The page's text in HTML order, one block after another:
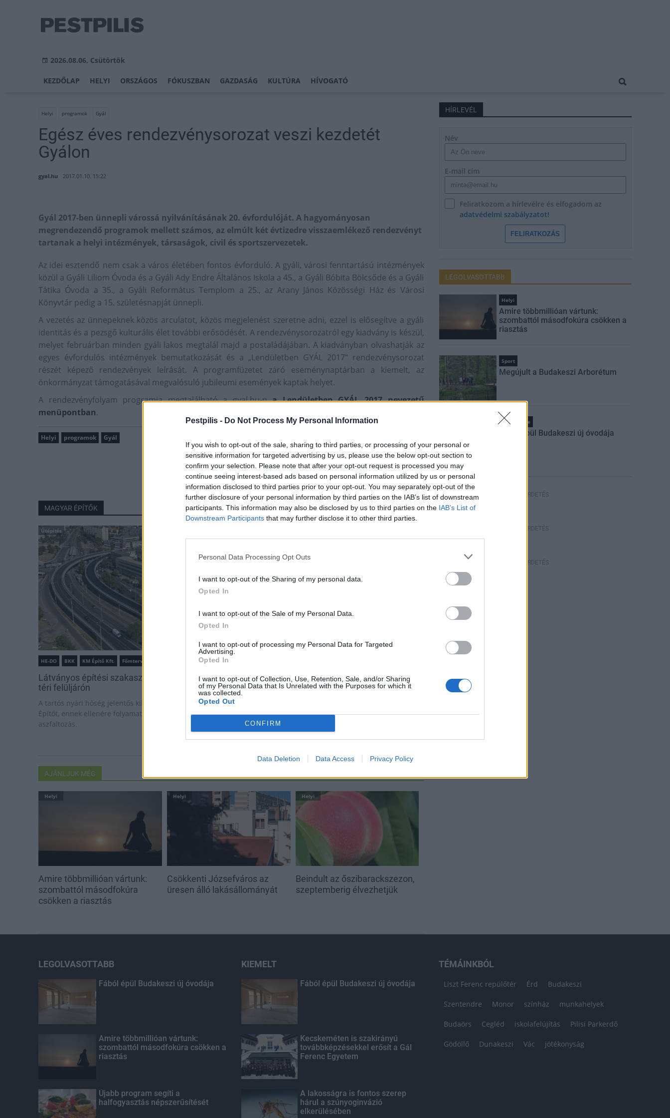
Pestpilis - Do Not Process My Personal Information
If you wish to opt-out of the sale, sharing to third parties, or processing of your personal or
sensitive information for targeted advertising by us, please use the below opt-out section to
confirm your selection. Please note that after your opt-out request is processed you may
continue seeing interest-based ads based on personal information utilized by us or personal
information disclosed to third parties prior to your opt-out. You may separately opt-out of the
further disclosure of your personal information by third parties on the IAB’s list of downstream
participants. This information may also be disclosed by us to third parties on the IAB’s List of
Downstream Participants that may further disclose it to other third parties.
Personal Data Processing Opt Outs
I want to opt-out of the Sharing of my personal data.
Opted In
I want to opt-out of the Sale of my Personal Data.
Opted In
I want to opt-out of processing my Personal Data for Targeted
Advertising.
Opted In
I want to opt-out of Collection, Use, Retention, Sale, and/or Sharing
of my Personal Data that Is Unrelated with the Purposes for which it
was collected.
Opted Out
CONFIRM
Data Deletion Data Access Privacy Policy
2026.08.06, Csütörtök
KEZDŐLAP HELYI ORSZÁGOS FÓKUSZBAN GAZDASÁG KULTÚRA HÍVOGATÓ
Helyi programok Gyál
Egész éves rendezvénysorozat veszi kezdetét
Gyálon
gyal.hu 2017.01.10. 15:22
Gyál 2017-ben ünnepli várossá nyilvánításának 20. évfordulóját. A hagyományosan
megrendezendő programok mellett számos, az elmúlt két évtizedre visszaemlékező rendezvényt
tartanak a helyi intézmények, társaságok, civil és sportszervezetek.
Az idei esztendő nem csak a város életében fontos évforduló. A gyáli, városi fenntartású intézmények
közül a Gyáli Liliom Óvoda és a Gyáli Ady Endre Általános Iskola a 45., a Gyáli Bóbita Bölcsőde és a Gyáli
Tátika Óvoda a 35., a Gyáli Református Templom a 25., az Arany János Közösségi Ház és Városi
Könyvtár pedig a 15. születésnapját ünnepli.
A vezetés az ünnepeknek közös arculatot, közös megjelenést szeretne adni, ezzel is elősegítve a gyáli
identitás és a pezsgő kulturális élet további erősödését. A rendezvénysorozatról egy kiadvány is készül,
melyet februárban minden gyáli lakos megtalál majd a postaládájában. A kiadványban olvashatják az
egyes évfordulós intézmények bemutatkozását és a „Lendületben GYÁL 2017” rendezvénysorozat
részét képező rendezvények leírását. A programfüzetet záró eseménynaptárban a kiemelt, az
önkormányzat támogatásával megvalósuló jubileumi események kaptak helyet.
A rendezvényfolyam programja megtalálható a gyal.hu-na Lendületben GYÁL 2017 nevezetű
menüpontban.
Helyi programok Gyál
MAGYAR ÉPÍTŐK
Útépítés
HE-DO BKK KM Építő Kft. Főmterv Mérnöki Tervező Zrt.
Látványos építési szakasz indult be a Flórián
téri felüljárón
A tartós nyári hőség jelentős kihívás elé állítja a KM
Építőt, ennek ellenére folyamatosan halad az
aszfaltozás.
mérföldköve a felülvizsgálat
Elkészült a Liszt Ferenc repülőtér
Látlelet a hazai víziközművekről?
Egyetlen, fél évszázados
évfordulójára
AJÁNLJUK MÉG
Helyi
Amire többmillióan vártunk:
szombattól másodfokúra
csökken a riasztás
Helyi
Csökkenti Józsefváros az
üresen álló lakásállományát
Helyi
Beindult az őszibarackszezon,
szeptemberig élvezhetjük
HÍRLEVÉL
Név
E-mail cím
Feliratkozom a hírlevélre és elfogadom az
adatvédelmi szabályzatot!
FELIRATKOZÁS
LEGOLVASOTTABB
Helyi
Amire többmillióan vártunk:
szombattól másodfokúra csökken a
riasztás
Sport
Megújult a Budakeszi Arborétum
Pest megye
Fából épül Budakeszi új óvodája
HIRDETÉS
HIRDETÉS
HIRDETÉS
LEGOLVASOTTABB
Fából épül Budakeszi új óvodája
Amire többmillióan vártunk:
szombattól másodfokúra csökken a
riasztás
Újabb program segíti a
halfogyasztás népszerűsítését
KIEMELT
Fából épül Budakeszi új óvodája
Kecskeméten is szakirányú
továbbképzésekkel erősít a Gál
Ferenc Egyetem
A lakosságra is fontos szerep
hárul a szúnyoginvázió
elkerülésében
TÉMÁINKBÓL
Liszt Ferenc repülőtér Érd Budakeszi
Szentendre Monor színház munkahelyek
Budaörs Cegléd iskolafelújítás Pilisi Parkerdő
Gödöllő Dunakeszi Vác jótékonyság